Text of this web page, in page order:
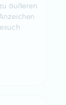
äußeren